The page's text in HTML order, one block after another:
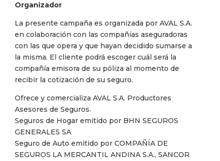
Organizador
La presente campaña es organizada por AVAL S.A.
en colaboración con las compañías aseguradoras
con las que opera y que hayan decidido sumarse a
la misma. El cliente podrá escoger cuál será la
compañía emisora de su póliza al momento de
recibir la cotización de su seguro.
Ofrece y comercializa AVAL S.A. Productores
Asesores de Seguros.
Seguros de Hogar emitido por BHN SEGUROS
GENERALES SA
Seguro de Auto emitido por COMPAÑÍA DE
SEGUROS LA MERCANTIL ANDINA S.A., SANCOR